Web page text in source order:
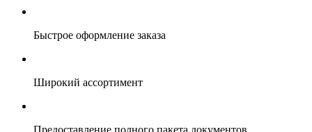
Быстрое оформление заказа
Широкий ассортимент